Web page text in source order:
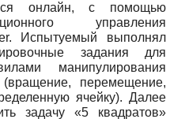
онлайн, с помощью
управления
Испытуемый выполнял
задания для
манипулирования
перемещение,
ячейку). Далее
задачу «5 квадратов»